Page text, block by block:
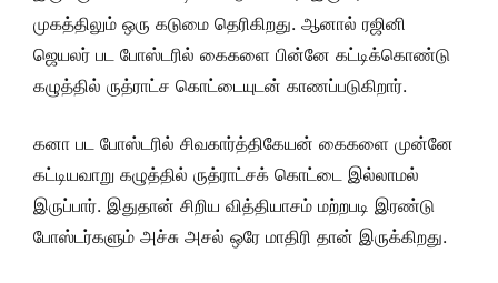
முகத்திலும் ஒரு கடுமை தெரிகிறது. ஆனால் ரஜினி
ஜெயலர் பட போஸ்டரில் கைகளை பின்னே கட்டிக்கொண்டு
கழுத்தில் ருத்ராட்ச கொட்டையுடன் காணப்படுகிறார்.
கனா பட போஸ்டரில் சிவகார்த்திகேயன் கைகளை முன்னே
கட்டியவாறு கழுத்தில் ருத்ராட்சக் கொட்டை இல்லாமல்
இருப்பார். இதுதான் சிறிய வித்தியாசம் மற்றபடி இரண்டு
போஸ்டர்களும் அச்சு அசல் ஒரே மாதிரி தான் இருக்கிறது.